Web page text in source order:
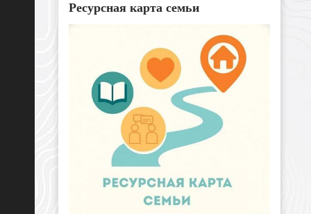
Ресурсная карта семьи